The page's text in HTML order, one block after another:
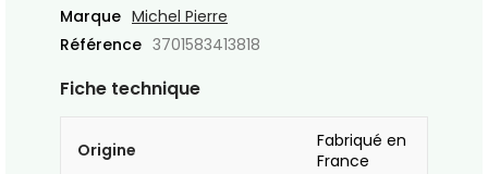
Marque Michel Pierre
Référence 3701583413818
Fiche technique
Origine
Fabriqué en
France